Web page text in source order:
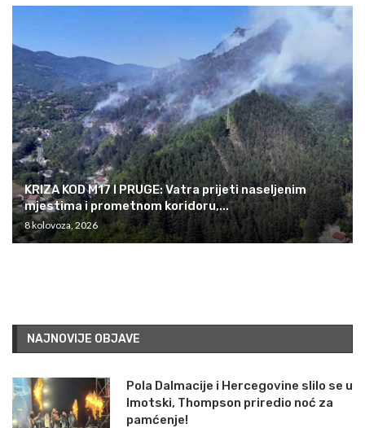
KRIZA KOD M17 I PRUGE: Vatra prijeti naseljenim
mjestima i prometnom koridoru,...
8 kolovoza, 2026
NAJNOVIJE OBJAVE
Pola Dalmacije i Hercegovine slilo se u
Imotski, Thompson priredio noć za
pamćenje!